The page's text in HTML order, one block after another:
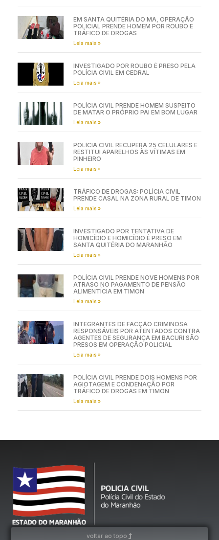
EM SANTA QUITÉRIA DO MA, OPERAÇÃO
POLICIAL PRENDE HOMEM POR ROUBO E
TRÁFICO DE DROGAS
Leia mais »
INVESTIGADO POR ROUBO É PRESO PELA
POLÍCIA CIVIL EM CEDRAL
Leia mais »
POLÍCIA CIVIL PRENDE HOMEM SUSPEITO
DE MATAR O PRÓPRIO PAI EM BOM LUGAR
Leia mais »
POLÍCIA CIVIL RECUPERA 25 CELULARES E
RESTITUI APARELHOS ÀS VÍTIMAS EM
PINHEIRO
Leia mais »
TRÁFICO DE DROGAS: POLÍCIA CIVIL
PRENDE CASAL NA ZONA RURAL DE TIMON
Leia mais »
INVESTIGADO POR TENTATIVA DE
HOMICÍDIO E HOMICÍDIO É PRESO EM
SANTA QUITÉRIA DO MARANHÃO
Leia mais »
POLÍCIA CIVIL PRENDE NOVE HOMENS POR
ATRASO NO PAGAMENTO DE PENSÃO
ALIMENTÍCIA EM TIMON
Leia mais »
INTEGRANTES DE FACÇÃO CRIMINOSA
RESPONSÁVEIS POR ATENTADOS CONTRA
AGENTES DE SEGURANÇA EM BACURI SÃO
PRESOS EM OPERAÇÃO POLICIAL
Leia mais »
POLÍCIA CIVIL PRENDE DOIS HOMENS POR
AGIOTAGEM E CONDENAÇÃO POR
TRÁFICO DE DROGAS EM TIMON
Leia mais »
voltar ao topo